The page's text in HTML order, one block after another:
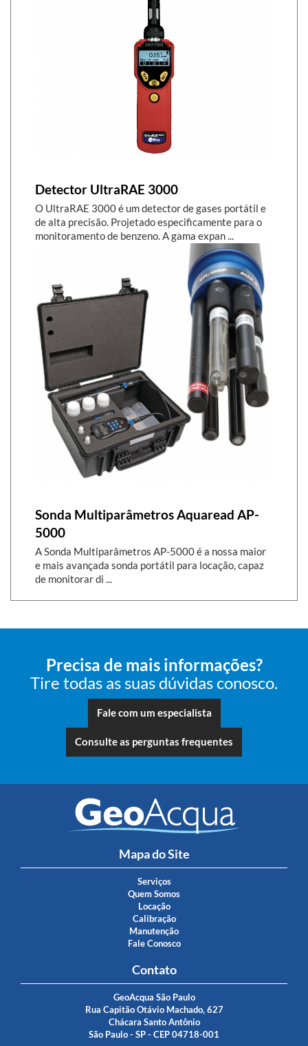
Detector UltraRAE 3000
O UltraRAE 3000 é um detector de gases portátil e
de alta precisão. Projetado especificamente para o
monitoramento de benzeno. A gama expan ...
Sonda Multiparâmetros Aquaread AP-
5000
A Sonda Multiparâmetros AP-5000 é a nossa maior
e mais avançada sonda portátil para locação, capaz
de monitorar di ...
Precisa de mais informações?
Tire todas as suas dúvidas conosco.
Fale com um especialista
Consulte as perguntas frequentes
Mapa do Site
Serviços
Quem Somos
Locação
Calibração
Manutenção
Fale Conosco
Contato
GeoAcqua São Paulo
Rua Capitão Otávio Machado, 627
Chácara Santo Antônio
São Paulo - SP - CEP 04718-001